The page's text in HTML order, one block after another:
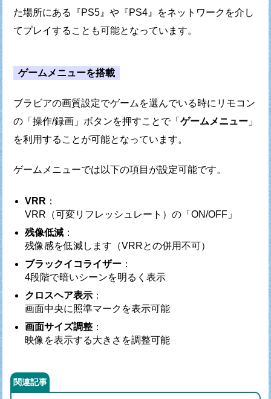
た場所にある『PS5』や『PS4』をネットワークを介し
てプレイすることも可能となっています。
ゲームメニューを搭載
ブラビアの画質設定でゲームを選んでいる時に リモコン
の「操作/録画」ボタンを押すことで「 ゲームメニュー」
を利用することが可能となっています。
ゲームメニューでは以下の項目が設定可能です。
VRR ：
VRR（可変リフレッシュレート）の「ON/OFF」
残像低減 ：
残像感を低減します（VRRとの併用不可）
ブラックイコライザー ：
4段階で暗いシーンを明るく表示
クロスヘア表示 ：
画面中央に照準マークを表示可能
画面サイズ調整 ：
映像を表示する大きさを調整可能
関連記事